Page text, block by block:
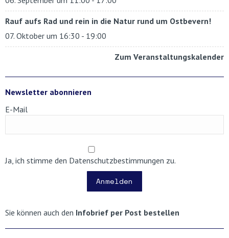
Rauf aufs Rad und rein in die Natur rund um Ostbevern!
07. Oktober um 16:30 - 19:00
Zum Veranstaltungskalender
Newsletter abonnieren
E-Mail
Ja, ich stimme den Datenschutzbestimmungen zu.
Anmelden
Sie können auch den Infobrief per Post bestellen